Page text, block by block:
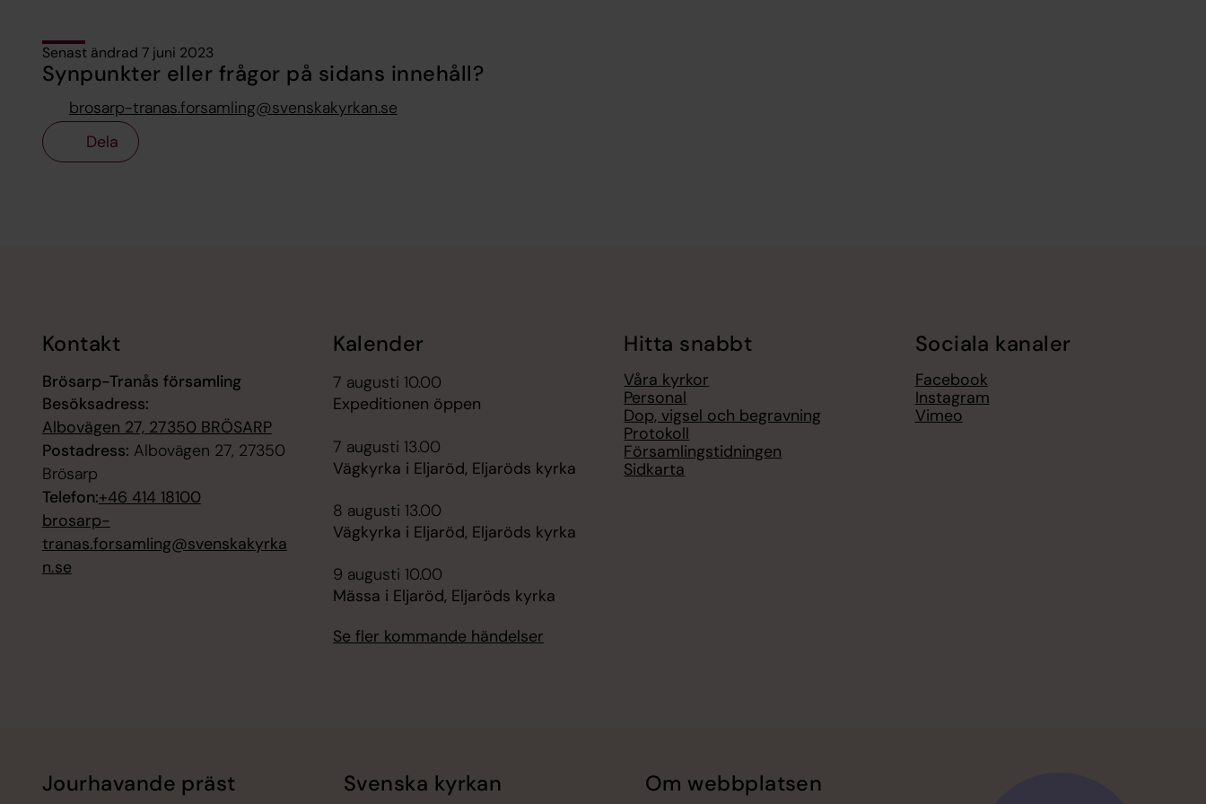
Senast ändrad 7 juni 2023
Synpunkter eller frågor på sidans innehåll?
brosarp-tranas.forsamling@svenskakyrkan.se
Dela
Kontakt
Brösarp-Tranås församling
Besöksadress:
Albovägen 27, 27350 BRÖSARP
Postadress: Albovägen 27, 27350
Brösarp
Telefon:+46 414 18100
brosarp-
tranas.forsamling@svenskakyrka
n.se
Kalender
7 augusti 10.00
Expeditionen öppen
7 augusti 13.00
Vägkyrka i Eljaröd, Eljaröds kyrka
8 augusti 13.00
Vägkyrka i Eljaröd, Eljaröds kyrka
9 augusti 10.00
Mässa i Eljaröd, Eljaröds kyrka
Se fler kommande händelser
Hitta snabbt
Våra kyrkor
Personal
Dop, vigsel och begravning
Protokoll
Församlingstidningen
Sidkarta
Sociala kanaler
Facebook
Instagram
Vimeo
Jourhavande präst Svenska kyrkan Om webbplatsen